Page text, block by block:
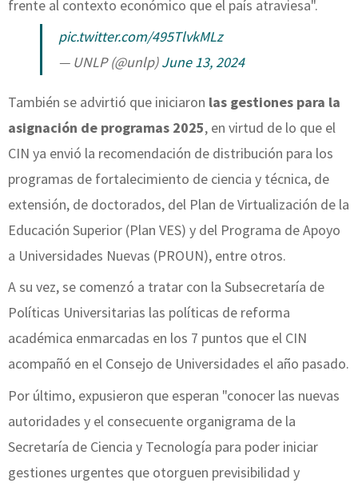
frente al contexto económico que el país atraviesa".
pic.twitter.com/495TlvkMLz
— UNLP (@unlp)June 13, 2024
También se advirtió que iniciaron las gestiones para la
asignación de programas 2025, en virtud de lo que el
CIN ya envió la recomendación de distribución para los
programas de fortalecimiento de ciencia y técnica, de
extensión, de doctorados, del Plan de Virtualización de la
Educación Superior (Plan VES) y del Programa de Apoyo
a Universidades Nuevas (PROUN), entre otros.
A su vez, se comenzó a tratar con la Subsecretaría de
Políticas Universitarias las políticas de reforma
académica enmarcadas en los 7 puntos que el CIN
acompañó en el Consejo de Universidades el año pasado.
Por último, expusieron que esperan "conocer las nuevas
autoridades y el consecuente organigrama de la
Secretaría de Ciencia y Tecnología para poder iniciar
gestiones urgentes que otorguen previsibilidad y